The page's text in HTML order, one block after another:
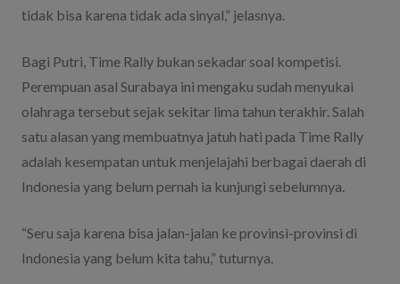
tidak bisa karena tidak ada sinyal,” jelasnya.
Bagi Putri, Time Rally bukan sekadar soal kompetisi.
Perempuan asal Surabaya ini mengaku sudah menyukai
olahraga tersebut sejak sekitar lima tahun terakhir. Salah
satu alasan yang membuatnya jatuh hati pada Time Rally
adalah kesempatan untuk menjelajahi berbagai daerah di
Indonesia yang belum pernah ia kunjungi sebelumnya.
“Seru saja karena bisa jalan-jalan ke provinsi-provinsi di
Indonesia yang belum kita tahu,” tuturnya.